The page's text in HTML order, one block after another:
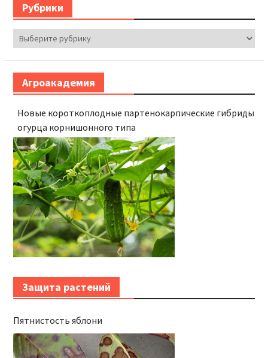
Рубрики
Рубрики
Агроакадемия
Новые короткоплодные партенокарпические гибриды
огурца корнишонного типа
Защита растений
Пятнистость яблони